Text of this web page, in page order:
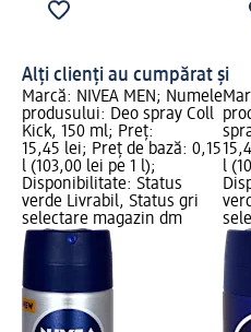
Alți clienți au cumpărat și
Marcă: NIVEA MEN; Numele
produsului: Deo spray Coll
Kick, 150 ml; Preț:
15,45 lei; Preț de bază: 0,15
l (103,00 lei pe 1 l);
Disponibilitate: Status
verde Livrabil, Status gri
selectare magazin dm
l